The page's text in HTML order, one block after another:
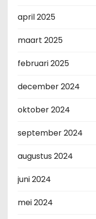
april 2025
maart 2025
februari 2025
december 2024
oktober 2024
september 2024
augustus 2024
juni 2024
mei 2024